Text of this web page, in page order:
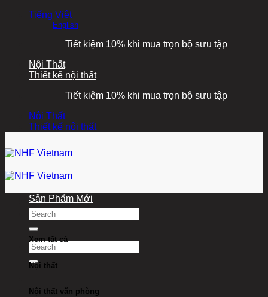
Tiếng Việt
English
Tiết kiệm 10% khi mua trọn bộ sưu tập
Nội Thất
Thiết kế nội thất
Tiết kiệm 10% khi mua trọn bộ sưu tập
Nội Thất
Thiết kế nội thất
Tìm
kiếm:
Tìm
kiếm:
Sản Phẩm Mới
Xem tất cả
Nội thất
Nội thất văn phòng